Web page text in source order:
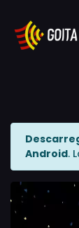
Android.